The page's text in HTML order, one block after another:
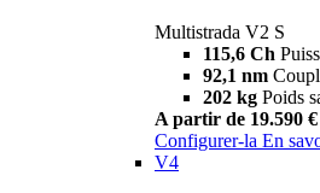
Multistrada V2 S
115,6 Ch
92,1 nm
202 kg Poids
A partir de 19.590 €
Configurer-la En
V4